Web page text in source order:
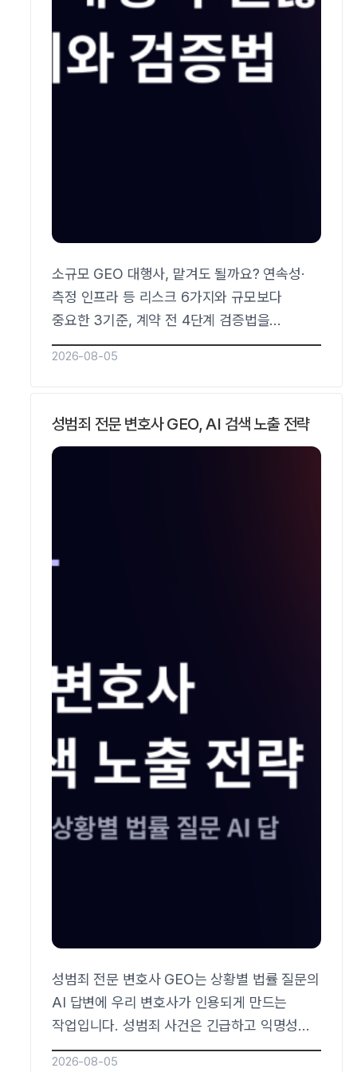
소규모 GEO 대행사, 맡겨도 될까요? 연속성·
측정 인프라 등 리스크 6가지와 규모보다
중요한 3기준, 계약 전 4단계 검증법을
정리했습니다. 측정 체계부터 확인하세요.
2026-08-05
성범죄 전문 변호사 GEO, AI 검색 노출 전략
성범죄 전문 변호사 GEO는 상황별 법률 질문의
AI 답변에 우리 변호사가 인용되게 만드는
작업입니다. 성범죄 사건은 긴급하고 익명성이
중요해서 의뢰인이 누구에게도 묻기 전에 AI로
2026-08-05